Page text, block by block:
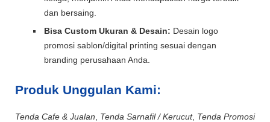
dan bersaing.
Bisa Custom Ukuran & Desain: Desain logo
promosi sablon/digital printing sesuai dengan
branding perusahaan Anda.
Produk Unggulan Kami:
Tenda Cafe & Jualan Tenda Sarnafil / Kerucut, Tenda Promosi